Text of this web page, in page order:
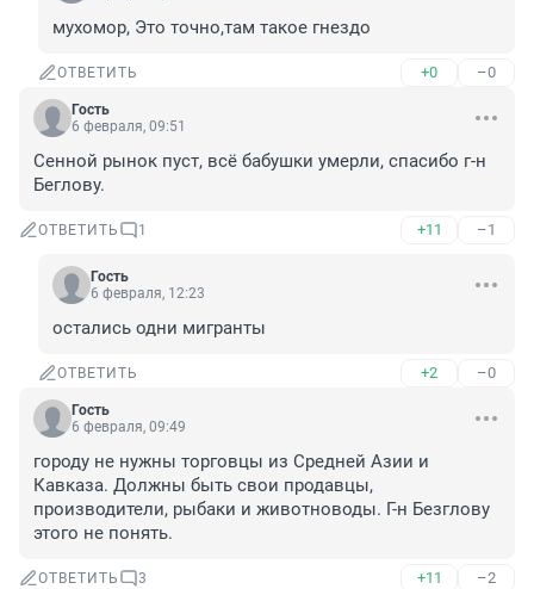
мухомор, Это точно,там такое гнездо
ОТВЕТИТЬ +0 –0
Гость
6 февраля, 09:51
Сенной рынок пуст, всё бабушки умерли, спасибо г-н
Беглову.
ОТВЕТИТЬ 1 +11 –1
Гость
6 февраля, 12:23
остались одни мигранты
ОТВЕТИТЬ +2 –0
Гость
6 февраля, 09:49
городу не нужны торговцы из Средней Азии и
Кавказа. Должны быть свои продавцы,
производители, рыбаки и животноводы. Г-н Безглову
этого не понять.
ОТВЕТИТЬ 3 +11 –2